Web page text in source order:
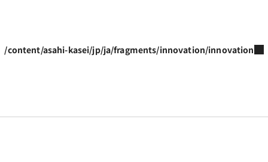
/content/asahi-kasei/jp/ja/fragments/innovation/innovation